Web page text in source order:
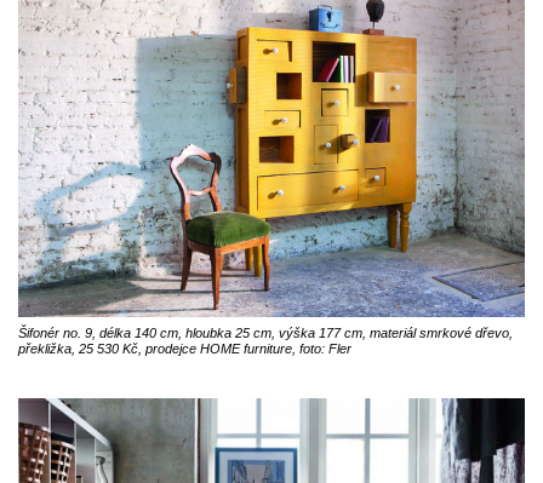
Šifonér no. 9, délka 140 cm, hloubka 25 cm, výška 177 cm, materiál smrkové dřevo,
překližka, 25 530 Kč, prodejce HOME furniture, foto: Fler